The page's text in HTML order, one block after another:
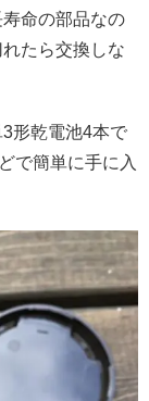
命の部品なの
たら交換しな
形乾電池4本で
で簡単に手に入